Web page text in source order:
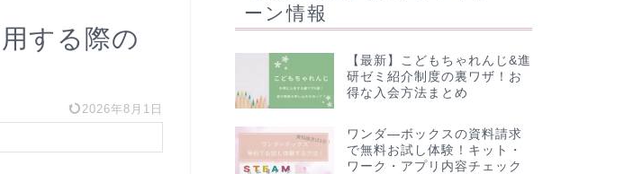
する際の
2026年8月1日
ーン情報
【最新】こどもちゃれんじ&進
研ゼミ紹介制度の裏ワザ！お
得な入会方法まとめ
ワンダ―ボックスの資料請求
で無料お試し体験！キット・
ワーク・アプリ内容チェック